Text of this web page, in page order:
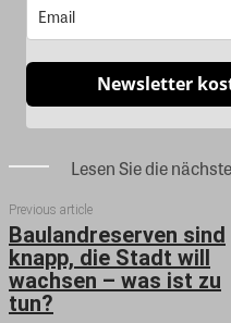
Newsletter
Lesen Sie die
Previous article
Baulandreserven sind
knapp, die Stadt will
wachsen – was ist zu
tun?